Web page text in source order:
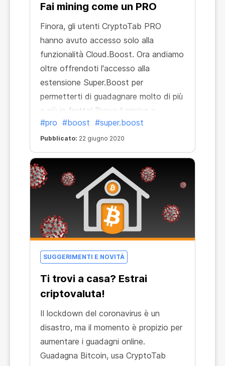
Fai mining come un PRO
Finora, gli utenti CryptoTab PRO
hanno avuto accesso solo alla
funzionalità Cloud.Boost. Ora andiamo
oltre offrendoti l'accesso alla
estensione Super.Boost per
permetterti di guadagnare molto di più
e più in fretta! Prova il mining a
velocità frenetica utilizzando la
funzionalità Super.Boost disponibile
solo nella versione PRO.
#pro #boost #super.boost
Pubblicato: 22 giugno 2020
SUGGERIMENTI E NOVITÀ
Ti trovi a casa? Estrai
criptovaluta!
Il lockdown del coronavirus è un
disastro, ma il momento è propizio per
aumentare i guadagni online.
Guadagna Bitcoin, usa CryptoTab